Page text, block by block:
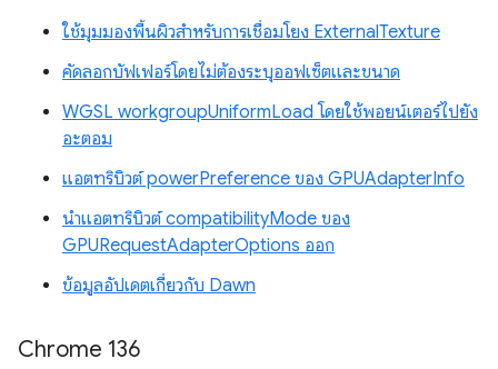
ใช้มุมมองพื้นผิวสำหรับการเชื่อมโยง ExternalTexture
คัดลอกบัฟเฟอร์โดยไม่ต้องระบุออฟเซ็ตและขนาด
WGSL workgroupUniformLoad โดยใช้พอยน์เตอร์ไปยัง
อะตอม
แอตทริบิวต์ powerPreference ของ GPUAdapterInfo
นำแอตทริบิวต์ compatibilityMode ของ
GPURequestAdapterOptions ออก
ข้อมูลอัปเดตเกี่ยวกับ Dawn
Chrome 136